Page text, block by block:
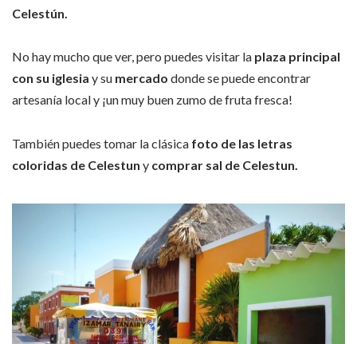
Celestún.
No hay mucho que ver, pero puedes visitar la plaza principal
con su iglesia y su mercado donde se puede encontrar
artesanía local y ¡un muy buen zumo de fruta fresca!
También puedes tomar la clásica foto de las letras
coloridas de Celestun y comprar sal de Celestun.